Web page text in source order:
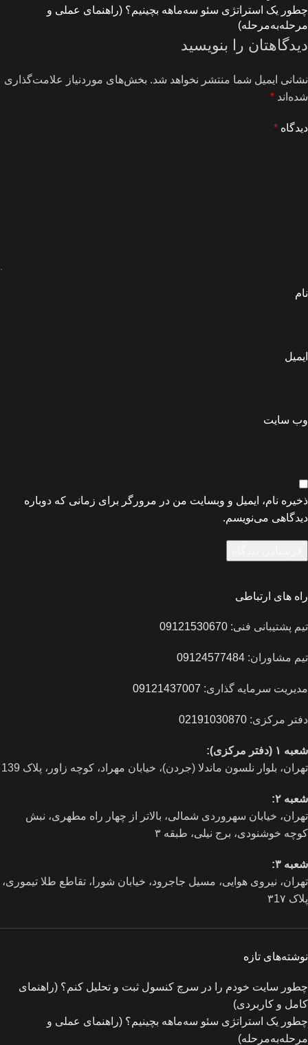
چطور یک استراتژی سئو سه‌ماهه بچینیم؟ (راهنمای عملی و
مرحله‌به‌مرحله)
دیدگاهتان را بنویسید
نشانی ایمیل شما منتشر نخواهد شد. بخش‌های موردنیاز علامت‌گذاری
شده‌اند *
دیدگاه *
نام
ایمیل
وب‌ سایت
ذخیره نام، ایمیل و وبسایت من در مرورگر برای زمانی که دوباره
دیدگاهی می‌نویسم.
راه های ارتباطی
تیم پشتیبانی فنی: 09121530670
تیم مشاوران: 09124577484
مدیریت سرمایه گذاری: 09121437007
دفتر مرکزی: 02191030870
شعبه ۱ (دفتر مرکزی):
تهران، بلوار نلسون ماندلا (جردن)، خیابان مهراد، کوچه زاور، پلاک 139
شعبه ۲:
تهران، خيابان سهروردی شمالی، بالاتر از چهار راه مطهری، نبش
کوچه خوشنودی، برج نیلی، طبقه ۳
شعبه ۳:
تهران، نیروی هوایی، مسیل جاجرود، خیابان شورا، تقاطع طلا تیموری،
پلاک ۳1۷
نوشته‌های تازه
چطور سایت خودم را در سرچ کنسول ثبت و تحلیل کنم؟ (راهنمای
کامل و کاربردی)
چطور یک استراتژی سئو سه‌ماهه بچینیم؟ (راهنمای عملی و
مرحله‌به‌مرحله)